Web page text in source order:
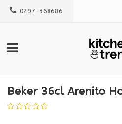
0297-368686
Beker 36cl Arenito